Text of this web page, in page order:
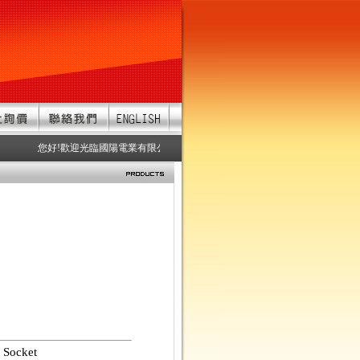
您好!歡迎光臨國陽電業有限公司 服務項目：防水連接器、防水接頭、防